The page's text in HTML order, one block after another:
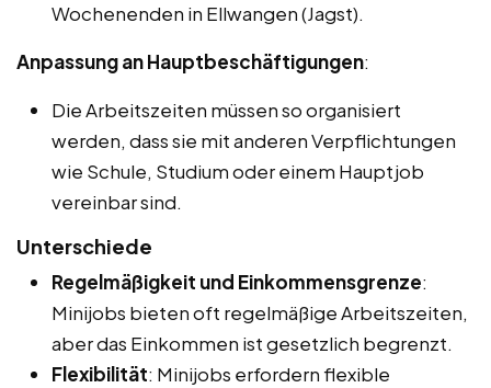
Wochenenden in Ellwangen (Jagst).
Anpassung an Hauptbeschäftigungen:
Die Arbeitszeiten müssen so organisiert
werden, dass sie mit anderen Verpflichtungen
wie Schule, Studium oder einem Hauptjob
vereinbar sind.
Unterschiede
Regelmäßigkeit und Einkommensgrenze:
Minijobs bieten oft regelmäßige Arbeitszeiten,
aber das Einkommen ist gesetzlich begrenzt.
Flexibilität: Minijobs erfordern flexible